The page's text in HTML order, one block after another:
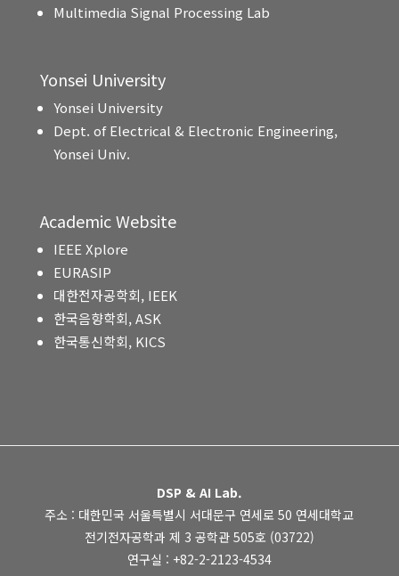
Multimedia Signal Processing Lab
Yonsei University
Yonsei University
Dept. of Electrical & Electronic Engineering,
Yonsei Univ.
Academic Website
IEEE Xplore
EURASIP
대한전자공학회, IEEK
한국음향학회, ASK
한국통신학회, KICS
DSP & AI Lab.
주소 : 대한민국 서울특별시 서대문구 연세로 50 연세대학교
전기전자공학과 제 3 공학관 505호 (03722)
연구실 : +82-2-2123-4534